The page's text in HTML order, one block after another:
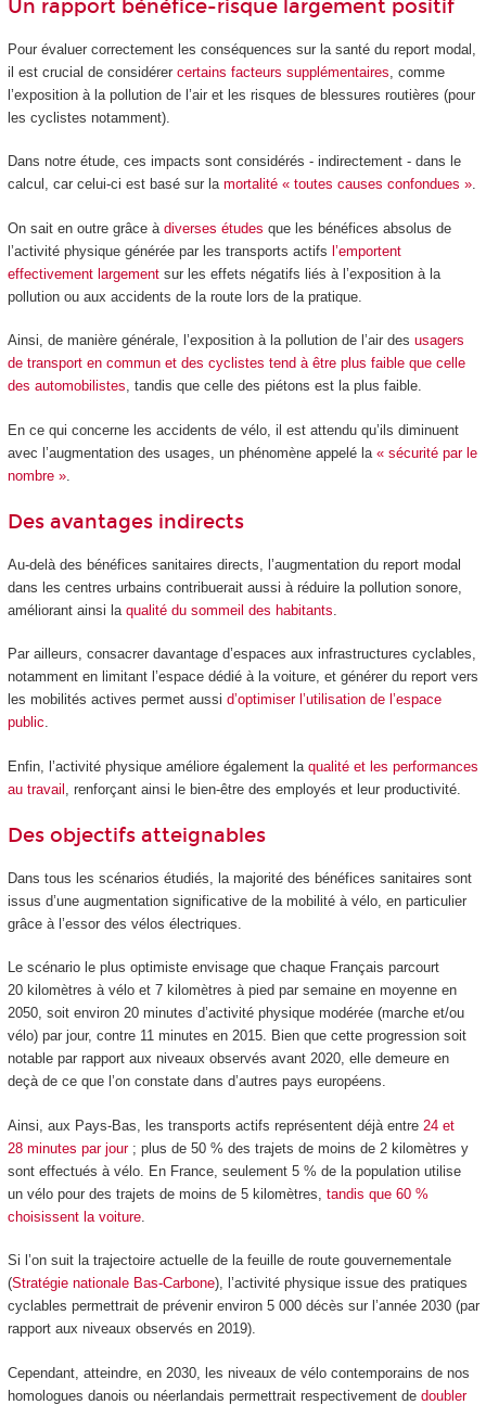
Un rapport bénéfice-risque largement positif
Pour évaluer correctement les conséquences sur la santé du report modal,
il est crucial de considérer certains facteurs supplémentaires , comme
l’exposition à la pollution de l’air et les risques de blessures routières (pour
les cyclistes notamment).
Dans notre étude, ces impacts sont considérés - indirectement - dans le
calcul, car celui-ci est basé sur la mortalité « toutes causes confondues ».
On sait en outre grâce à diverses études que les bénéfices absolus de
l’activité physique générée par les transports actifs l’emportent
effectivement largementsur les effets négatifs liés à l’exposition à la
pollution ou aux accidents de la route lors de la pratique.
Ainsi, de manière générale, l’exposition à la pollution de l’air des usagers
de transport en commun et des cyclistes tend à être plus faible que celle
des automobilistes, tandis que celle des piétons est la plus faible.
En ce qui concerne les accidents de vélo, il est attendu qu’ils diminuent
avec l’augmentation des usages, un phénomène appelé la « sécurité par le
nombre ».
Des avantages indirects
Au-delà des bénéfices sanitaires directs, l’augmentation du report modal
dans les centres urbains contribuerait aussi à réduire la pollution sonore,
améliorant ainsi la qualité du sommeil des habitants
Par ailleurs, consacrer davantage d’espaces aux infrastructures cyclables,
notamment en limitant l’espace dédié à la voiture, et générer du report vers
les mobilités actives permet aussi d’optimiser l’utilisation de l’espace
public.
Enfin, l’activité physique améliore également la qualité et les performances
au travail , renforçant ainsi le bien-être des employés et leur productivité.
Des objectifs atteignables
Dans tous les scénarios étudiés, la majorité des bénéfices sanitaires sont
issus d’une augmentation significative de la mobilité à vélo, en particulier
grâce à l’essor des vélos électriques.
Le scénario le plus optimiste envisage que chaque Français parcourt
20 kilomètres à vélo et 7 kilomètres à pied par semaine en moyenne en
2050, soit environ 20 minutes d’activité physique modérée (marche et/ou
vélo) par jour, contre 11 minutes en 2015. Bien que cette progression soit
notable par rapport aux niveaux observés avant 2020, elle demeure en
deçà de ce que l’on constate dans d’autres pays européens.
Ainsi, aux Pays-Bas, les transports actifs représentent déjà entre 24 et
28 minutes par jour; plus de 50 % des trajets de moins de 2 kilomètres y
sont effectués à vélo. En France, seulement 5 % de la population utilise
un vélo pour des trajets de moins de 5 kilomètres, tandis que 60 %
choisissent la voiture.
Si l’on suit la trajectoire actuelle de la feuille de route gouvernementale
(Stratégie nationale Bas-Carbone), l’activité physique issue des pratiques
cyclables permettrait de prévenir environ 5 000 décès sur l’année 2030 (par
rapport aux niveaux observés en 2019).
Cependant, atteindre, en 2030, les niveaux de vélo contemporains de nos
homologues danois ou néerlandais permettrait respectivement de doubler